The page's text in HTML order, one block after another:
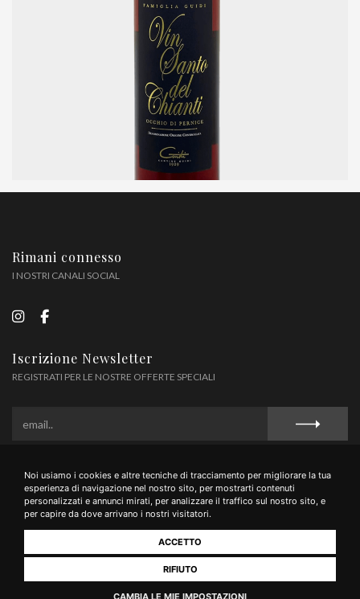
Noi usiamo i cookies e altre tecniche di tracciamento per migliorare la tua
esperienza di navigazione nel nostro sito, per mostrarti contenuti
personalizzati e annunci mirati, per analizzare il traffico sul nostro sito, e
per capire da dove arrivano i nostri visitatori.
ACCETTO
RIFIUTO
CAMBIA LE MIE IMPOSTAZIONI
Rimani connesso
I NOSTRI CANALI SOCIAL
Iscrizione Newsletter
REGISTRATI PER LE NOSTRE OFFERTE SPECIALI
Privacy Policy Cookie Policy Termini e Condizioni
Tenimenti Famiglia Guidi Soc Agr Sem. - Via Liguria 53036 Poggibonsi (SI) - tel
0577/1607545 - mail wine@guidi1929.com - P.IVA 01566950521